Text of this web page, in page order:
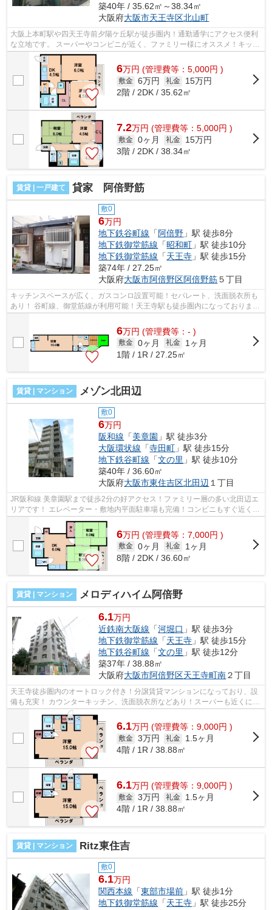
築40年 / 35.62㎡～38.34㎡
大阪府大阪市天王寺区北山町
大阪上本町駅や四天王寺前夕陽ケ丘駅が徒歩圏内！通勤通学にアクセス便利
な立地です。 スーパーやコンビニが近く、ファミリー様にオススメ！キッチ
ンに窓があり、しっかりと換気が出...
6万円 (管理費等：5,000円 )
敷金 6万円 礼金
15万円
2階 / 2DK / 35.62㎡
7.2万円 (管理費等：5,000円 )
敷金 0ヶ月 礼金
15万円
3階 / 2DK / 38.34㎡
賃貸 | 一戸建て 貸家 阿倍野筋
敷0
6万円
地下鉄谷町線 「 阿倍野 」駅 徒歩8分
地下鉄御堂筋線 「昭和町 」駅 徒歩10分
地下鉄御堂筋線 「天王寺 」駅 徒歩15分
築74年 / 27.25㎡
大阪府大阪市阿倍野区阿倍野筋５丁目
キッチンスペースが広く、ガスコンロ設置可能！セパレート、洗面脱衣所も
あり！ 谷町線、御堂筋線が利用可能！天王寺駅も徒歩圏内になっておりま
6万円 (管理費等：- )
敷金 0ヶ月 礼金
1ヶ月
1階 / 1R / 27.25㎡
賃貸 | マンション メゾン北田辺
敷0
6万円
阪和線 「美章園 」駅 徒歩3分
大阪環状線 「寺田町 」駅 徒歩15分
地下鉄谷町線 「文の里 」駅 徒歩10分
築40年 / 36.60㎡
大阪府大阪市東住吉区北田辺 １丁目
JR阪和線 美章園駅まで徒歩2分の好アクセス！ファミリー層の多い北田辺エ
リアです！ エレベーター・敷地内平面駐車場も完備！コンビニもすぐ近くに
6万円 (管理費等：7,000円 )
敷金 0ヶ月 礼金
1ヶ月
8階 / 2DK / 36.60㎡
賃貸 | マンション メロディハイム阿倍野
6.1万円
近鉄南大阪線 「河堀口 」駅 徒歩3分
地下鉄御堂筋線 「天王寺 」駅 徒歩15分
地下鉄谷町線 「文の里 」駅 徒歩12分
築37年 / 38.88㎡
大阪府大阪市阿倍野区天王寺町南２丁目
天王寺徒歩圏内のオートロック付き！分譲賃貸マンションになっており、設
備も充実！ カウンターキッチン、洗面脱衣所などあり！スーパーも近くにあ
ります。 ■□■□■□■□■□■□■□■□■□■□■□■...
6.1万円 (管理費等：9,000円 )
敷金 3万円 礼金
1.5ヶ月
4階 / 1R / 38.88㎡
6.1万円 (管理費等：9,000円 )
敷金 3万円 礼金
1.5ヶ月
4階 / 1R / 38.88㎡
賃貸 | マンション Ritz東住吉
敷0
6.1万円
関西本線 「東部市場前 」駅 徒歩1分
地下鉄御堂筋線 「天王寺 」駅 徒歩25分